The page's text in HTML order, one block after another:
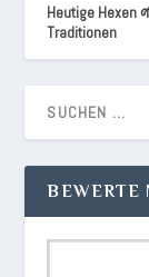
Heutige Hexen
Traditionen
BEWERTE